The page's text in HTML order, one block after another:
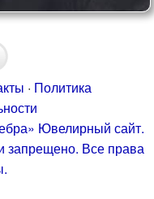
· Политика
Ювелирный сайт.
запрещено. Все права